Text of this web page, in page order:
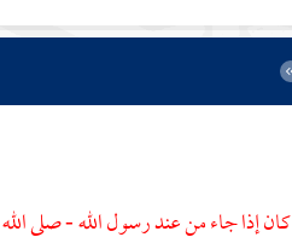
كان إذا جاء من عند رسول الله - صلى